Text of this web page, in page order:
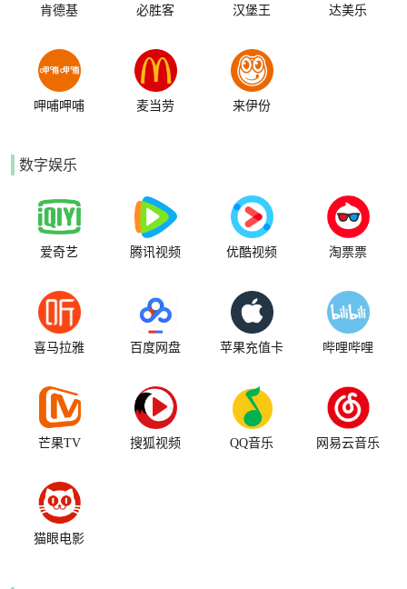
肯德基 必胜客 汉堡王 达美乐
呷哺呷哺 麦当劳 来伊份
数字娱乐
爱奇艺 腾讯视频 优酷视频 淘票票
喜马拉雅 百度网盘 苹果充值卡 哔哩哔哩
芒果TV 搜狐视频 QQ音乐 网易云音乐
猫眼电影